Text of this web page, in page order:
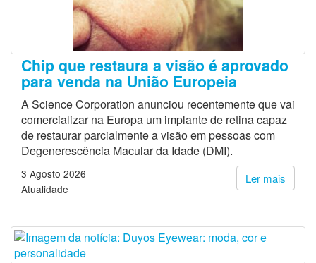
Chip que restaura a visão é aprovado
para venda na União Europeia
A Science Corporation anunciou recentemente que vai
comercializar na Europa um implante de retina capaz
de restaurar parcialmente a visão em pessoas com
Degenerescência Macular da Idade (DMI).
Ler mais
3 Agosto 2026
Atualidade